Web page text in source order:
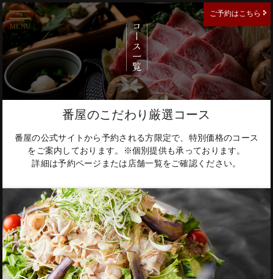
MENU
ご予約はこちら
番屋のこだわり厳選コース
番屋の公式サイトから予約される方限定で、特別価格のコース
をご案内しております。※個別提供も承っております。
詳細は予約ページまたは店舗一覧をご確認ください。
ご予約する店舗を選択してください。
新宿南口店
新宿東口店
西新宿住友ビル店